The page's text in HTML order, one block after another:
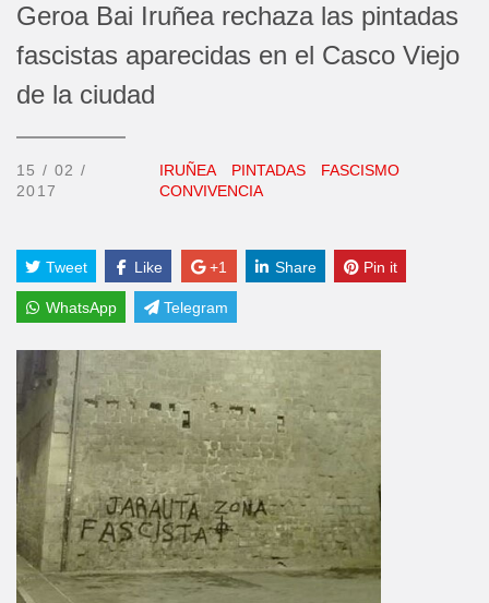
Geroa Bai Iruñea rechaza las pintadas
fascistas aparecidas en el Casco Viejo
de la ciudad
15 / 02 /
2017
IRUÑEA PINTADAS
FASCISMO
CONVIVENCIA
Tweet Like +1 Share Pin it
WhatsApp Telegram